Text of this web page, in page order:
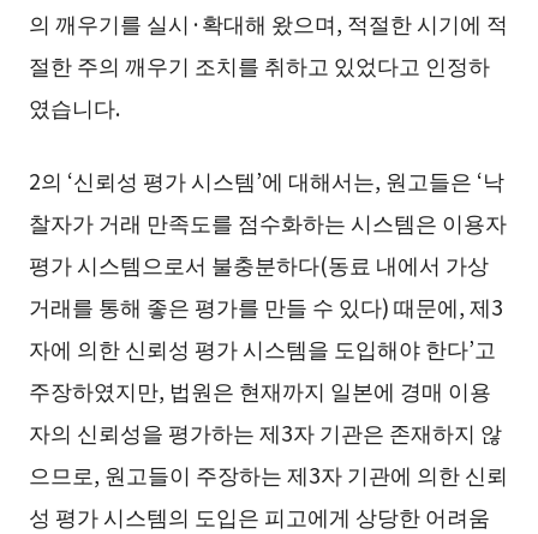
의 깨우기를 실시·확대해 왔으며, 적절한 시기에 적
절한 주의 깨우기 조치를 취하고 있었다고 인정하
였습니다.
2의 ‘신뢰성 평가 시스템’에 대해서는, 원고들은 ‘낙
찰자가 거래 만족도를 점수화하는 시스템은 이용자
평가 시스템으로서 불충분하다(동료 내에서 가상
거래를 통해 좋은 평가를 만들 수 있다) 때문에, 제3
자에 의한 신뢰성 평가 시스템을 도입해야 한다’고
주장하였지만, 법원은 현재까지 일본에 경매 이용
자의 신뢰성을 평가하는 제3자 기관은 존재하지 않
으므로, 원고들이 주장하는 제3자 기관에 의한 신뢰
성 평가 시스템의 도입은 피고에게 상당한 어려움